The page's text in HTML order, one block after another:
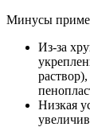
Минусы
Из-за
Низкая